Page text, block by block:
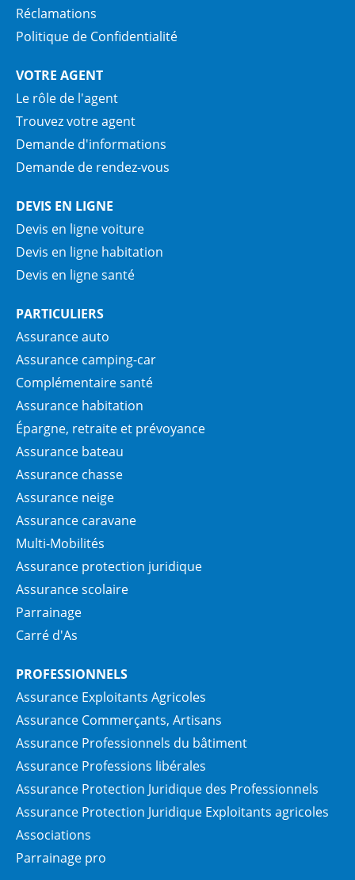
Réclamations
Politique de Confidentialité
VOTRE AGENT
Le rôle de l'agent
Trouvez votre agent
Demande d'informations
Demande de rendez-vous
DEVIS EN LIGNE
Devis en ligne voiture
Devis en ligne habitation
Devis en ligne santé
PARTICULIERS
Assurance auto
Assurance camping-car
Complémentaire santé
Assurance habitation
Épargne, retraite et prévoyance
Assurance bateau
Assurance chasse
Assurance neige
Assurance caravane
Multi-Mobilités
Assurance protection juridique
Assurance scolaire
Parrainage
Carré d'As
PROFESSIONNELS
Assurance Exploitants Agricoles
Assurance Commerçants, Artisans
Assurance Professionnels du bâtiment
Assurance Professions libérales
Assurance Protection Juridique des Professionnels
Assurance Protection Juridique Exploitants agricoles
Associations
Parrainage pro